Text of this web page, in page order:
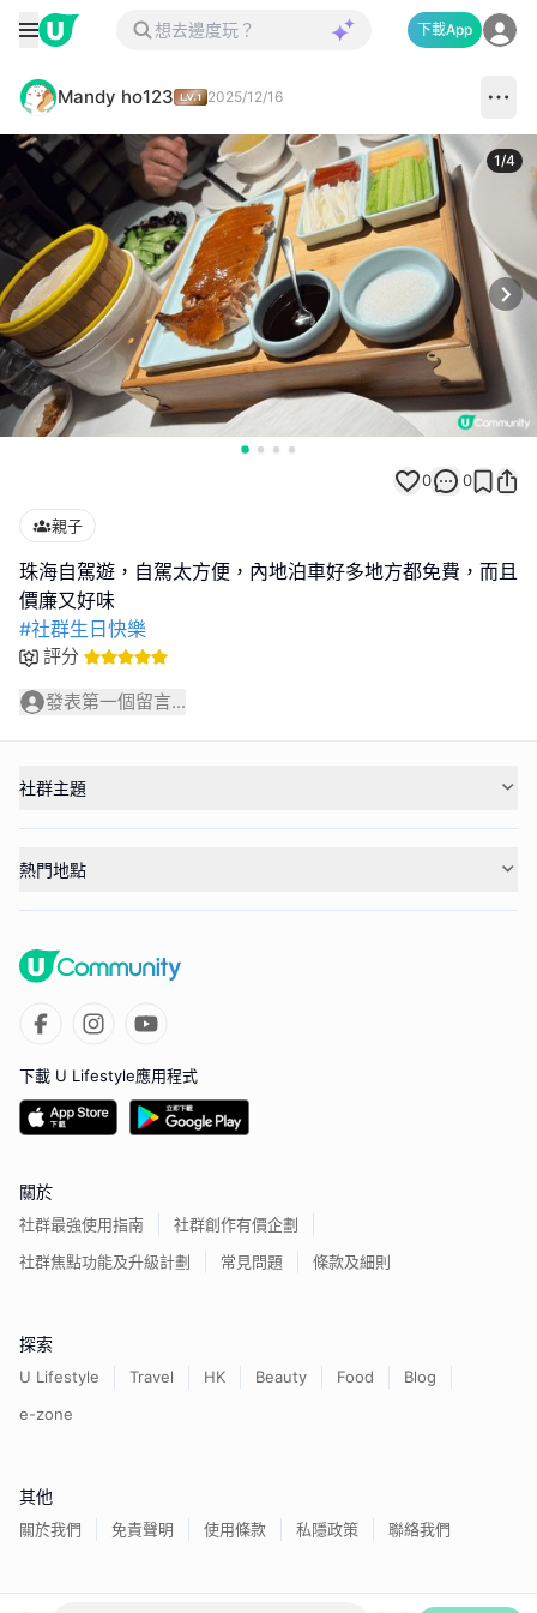
下載App
Mandy ho123 2025/12/16
1/4
0 0
親子
珠海自駕遊，自駕太方便，內地泊車好多地方都免費，而且
#社群生日快樂
評分
發表第一個留言...
社群主題
熱門地點
下載 U Lifestyle應用程式
關於
社群最強使用指南
社群創作有價企劃
社群焦點功能及升級計劃
常見問題 條款及細則
探索
U Lifestyle Travel HK Beauty Food
Blog
e-zone
其他
關於我們 免責聲明 使用條款 私隱政策 聯絡我們